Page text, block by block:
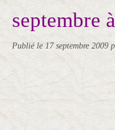
septembre
Publié le 17 septembre 2009